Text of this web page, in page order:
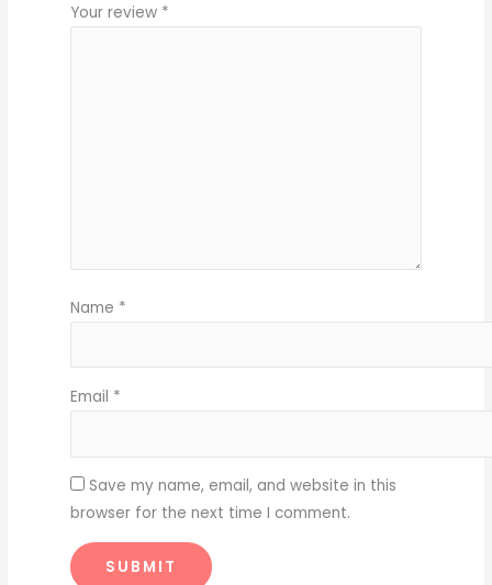
Your review *
Name *
Email *
Save my name, email, and website in this
browser for the next time I comment.